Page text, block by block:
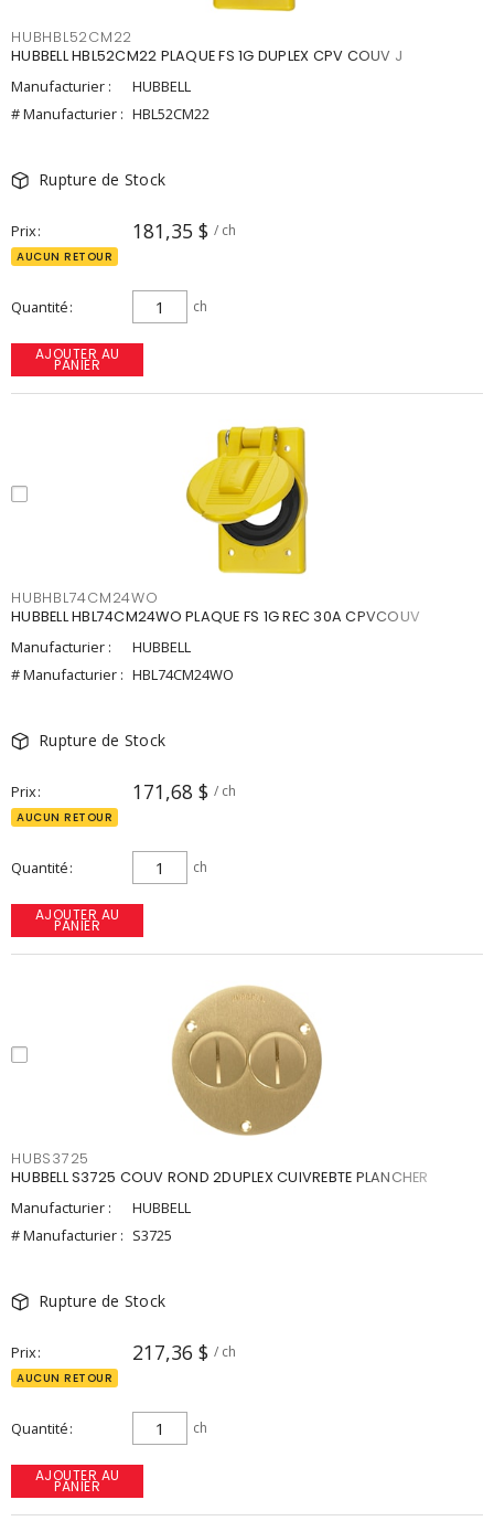
HUBHBL52CM22
HUBBELL HBL52CM22 PLAQUE FS 1G DUPLEX CPV COUV J
Manufacturier :
HUBBELL
# Manufacturier : HBL52CM22
Rupture de Stock
Prix 181,35 $ / ch
AUCUN RETOUR
Quantité ch
AJOUTER AU
PANIER
HUBHBL74CM24WO
HUBBELL HBL74CM24WO PLAQUE FS 1G REC 30A CPVCOUV
Manufacturier :
HUBBELL
# Manufacturier : HBL74CM24WO
Rupture de Stock
Prix 171,68 $ / ch
AUCUN RETOUR
Quantité ch
AJOUTER AU
PANIER
HUBS3725
HUBBELL S3725 COUV ROND 2DUPLEX CUIVREBTE PLANCHER
Manufacturier :
HUBBELL
# Manufacturier : S3725
Rupture de Stock
Prix 217,36 $ / ch
AUCUN RETOUR
Quantité ch
AJOUTER AU
PANIER